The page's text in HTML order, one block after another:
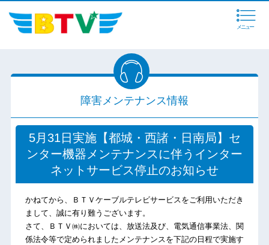
メニュー
障害メンテナンス情報
5月31日実施【都城・西諸・日南局】セ
ンター機器メンテナンスに伴うインター
ネットサービス停止のお知らせ
かねてから、ＢＴＶケーブルテレビサービスをご利用いただき
まして、誠に有り難うございます。
さて、ＢＴＶ㈱においては、放送法及び、電気通信事業法、関
係法令等で定められましたメンテナンスを下記の日程で実施す